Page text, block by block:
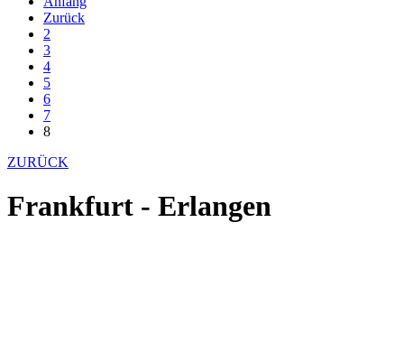
Zurück
2
3
4
5
6
7
8
ZURÜCK
Frankfurt - Erlangen